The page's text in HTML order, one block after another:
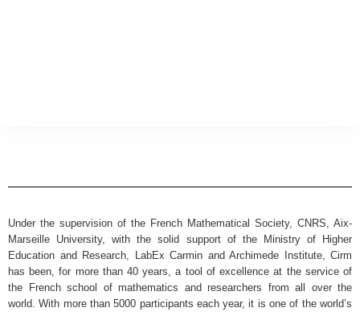
Under the supervision of the French Mathematical Society, CNRS, Aix-
Marseille University, with the solid support of the Ministry of Higher
Education and Research, LabEx Carmin and Archimede Institute, Cirm
has been, for more than 40 years, a tool of excellence at the service of
the French school of mathematics and researchers from all over the
world. With more than 5000 participants each year, it is one of the world’s